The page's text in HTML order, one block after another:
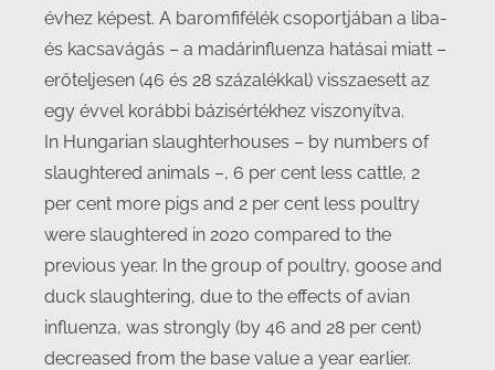
évhez képest. A baromfifélék csoportjában a liba-
és kacsavágás – a madárinfluenza hatásai miatt –
erőteljesen (46 és 28 százalékkal) visszaesett az
egy évvel korábbi bázisértékhez viszonyítva.
In Hungarian slaughterhouses – by numbers of
slaughtered animals –, 6 per cent less cattle, 2
per cent more pigs and 2 per cent less poultry
were slaughtered in 2020 compared to the
previous year. In the group of poultry, goose and
duck slaughtering, due to the effects of avian
influenza, was strongly (by 46 and 28 per cent)
decreased from the base value a year earlier.